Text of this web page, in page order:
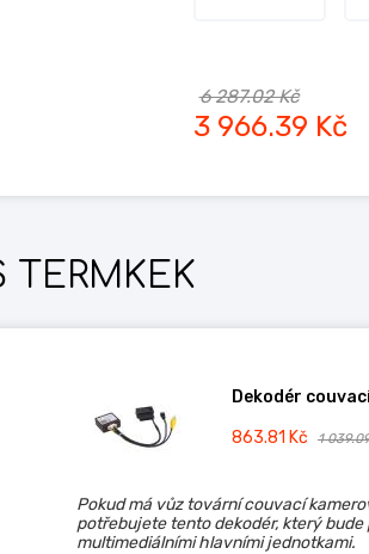
6 287.02 Kč
3 966.39 Kč
TERMKEK
Dekodér
863.81 Kč
1
Pokud má vůz tovární couvací
potřebujete tento dekodér, který bude
multimediálními hlavními jednotkami.